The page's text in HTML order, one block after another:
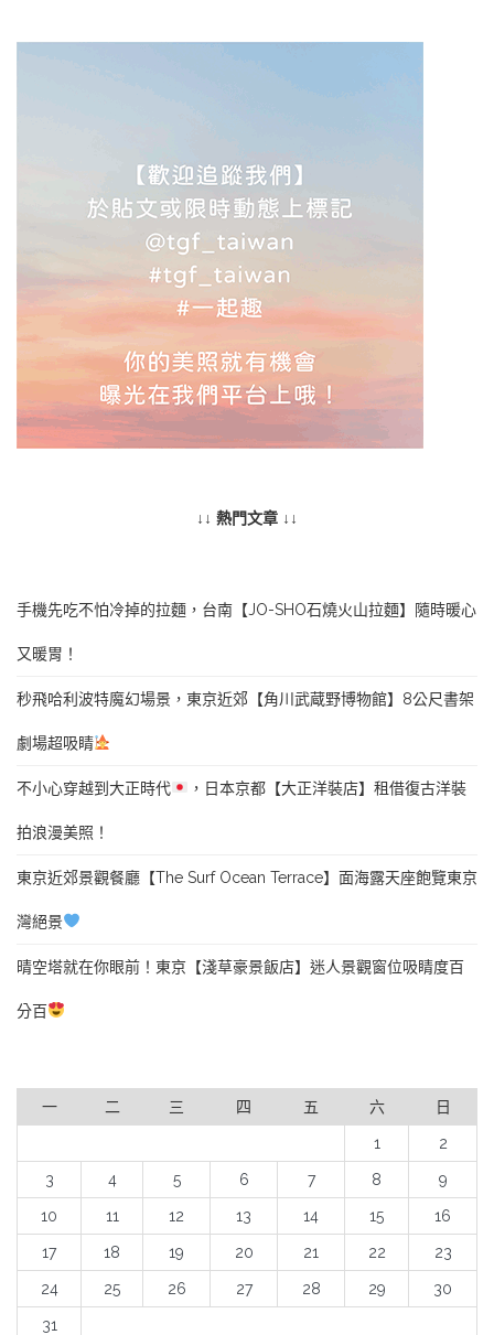
↓↓ 熱門文章 ↓↓
手機先吃不怕冷掉的拉麵，台南【JO-SHO石燒火山拉麵】隨時暖心
又暖胃！
秒飛哈利波特魔幻場景，東京近郊【角川武蔵野博物館】8公尺書架
劇場超吸睛
不小心穿越到大正時代 ，日本京都【大正洋裝店】租借復古洋裝
拍浪漫美照！
東京近郊景觀餐廳【The Surf Ocean Terrace】面海露天座飽覽東京
灣絕景
晴空塔就在你眼前！東京【淺草豪景飯店】迷人景觀窗位吸睛度百
分百
一 二 三 四 五 六 日
1 2
3 4 5 6 7 8 9
10 11 12 13 14 15 16
17 18 19 20 21 22 23
24 25 26 27 28 29 30
31